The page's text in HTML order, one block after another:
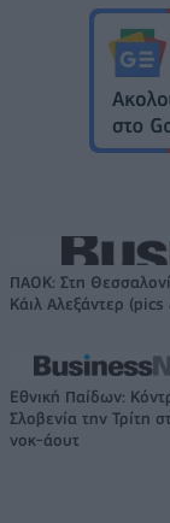
ΠΑΟΚ: Στη
Κάιλ Αλεξάντερ
Εθνική Παίδων:
Σλοβενία την Τρίτη
νοκ-άουτ